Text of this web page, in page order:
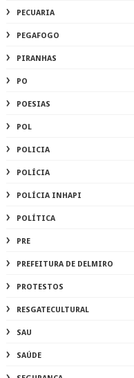
PECUARIA
PEGAFOGO
PIRANHAS
PO
POESIAS
POL
POLICIA
POLÍCIA
POLÍCIA INHAPI
POLÍTICA
PRE
PREFEITURA DE DELMIRO
PROTESTOS
RESGATECULTURAL
SAU
SAÚDE